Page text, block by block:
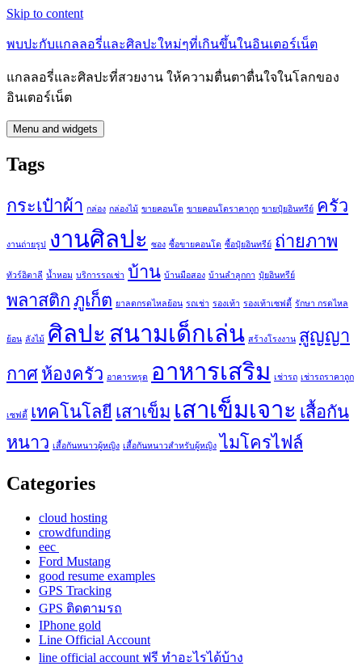
Skip to content
พบปะกับแกลลอรี่และศิลปะใหม่ๆที่เกินขึ้นในอินเตอร์เน็ต
แกลลอรี่และศิลปะที่สวยงาน ให้ความตื่นตาตื่นใจในโลกของ
อินเตอร์เน็ต
Menu and widgets
Tags
กระเป๋าผ้า กล่อง กล่องไม้ ขายคอนโด ขายคอนโดราคาถูก ขายปุ๋ยอินทรีย์ ครัว
งานถ่ายรูป งานศิลปะ ซอง ซื้อขายคอนโด ซื้อปุ๋ยอินทรีย์ ถ่ายภาพ
ทัวร์อิตาลี น้ำหอม บริการรถเช่า บ้าน บ้านมือสอง บ้านลำลูกกา ปุ๋ยอินทรีย์
พลาสติก ภูเก็ต ยาลดกรดไหลย้อน รถเช่า รองเท้า รองเท้าเซฟตี้ รักษา กรดไหล
ย้อน ลังไม้ ศิลปะ สนามเด็กเล่น สร้างโรงงาน สูญญา
กาศ ห้องครัว อาคารทรุด อาหารเสริม เช่ารถ เช่ารถราคาถูก
เซฟตี้ เทคโนโลยี เสาเข็ม เสาเข็มเจาะ เสื้อกัน
หนาว เสื้อกันหนาวผู้หญิง เสื้อกันหนาวสำหรับผู้หญิง ไมโครไฟล์
Categories
cloud hosting
crowdfunding
eec
Ford Mustang
good resume examples
GPS Tracking
GPS ติดตามรถ
IPhone gold
Line Official Account
line official account ฟรี ทําอะไรได้บ้าง